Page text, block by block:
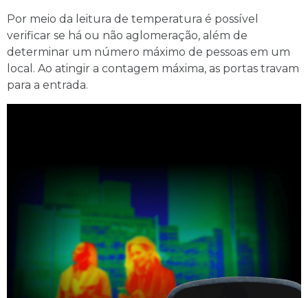
Por meio da leitura de temperatura é possível
verificar se há ou não aglomeração, além de
determinar um número máximo de pessoas em um
local. Ao atingir a contagem máxima, as portas travam
para a entrada.